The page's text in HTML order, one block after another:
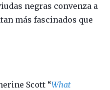
negras convenza a
más fascinados que
Scott “What